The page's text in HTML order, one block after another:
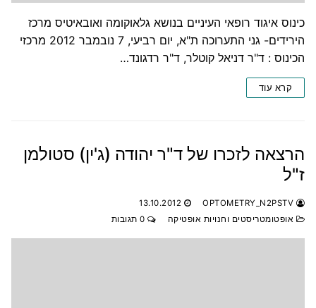
כינוס איגוד רופאי העיניים בנושא גלאוקומה ואובאיטיס מרכז
הירידים- גני התערוכה ת"א, יום רביעי, 7 נובמבר 2012 מרכזי
הכינוס : ד"ר דניאל קוטלר, ד"ר רדגונד…
קרא עוד
הרצאה לזכרו של ד"ר יהודה (ג'ין) סטולמן
ז"ל
13.10.2012
אופטומטריסטים וחנויות אופטיקה